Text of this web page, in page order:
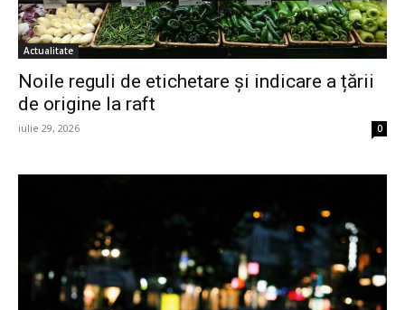
Actualitate
Noile reguli de etichetare și indicare a țării
de origine la raft
iulie 29, 2026 0